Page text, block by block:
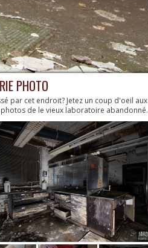
PHOTO
par cet endroit? Jetez un coup d'oeil aux
de le vieux laboratoire abandonné.